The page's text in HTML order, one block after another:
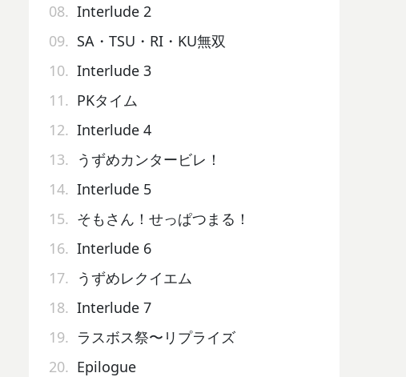
08. Interlude 2
09. SA・TSU・RI・KU無双
10. Interlude 3
11. PKタイム
12. Interlude 4
13. うずめカンタービレ！
14. Interlude 5
15. そもさん！せっぱつまる！
16. Interlude 6
17. うずめレクイエム
18. Interlude 7
19. ラスボス祭〜リプライズ
20. Epilogue